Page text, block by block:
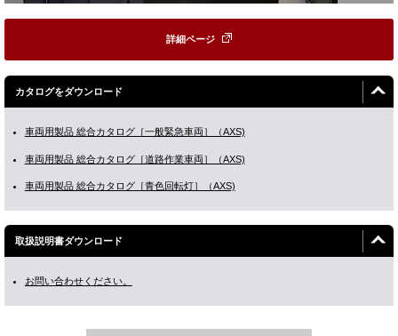
詳細ページ
カタログをダウンロード
車両用製品 総合カタログ［一般緊急車両］（AXS)
車両用製品 総合カタログ［道路作業車両］（AXS)
車両用製品 総合カタログ［青色回転灯］（AXS)
取扱説明書ダウンロード
お問い合わせください。